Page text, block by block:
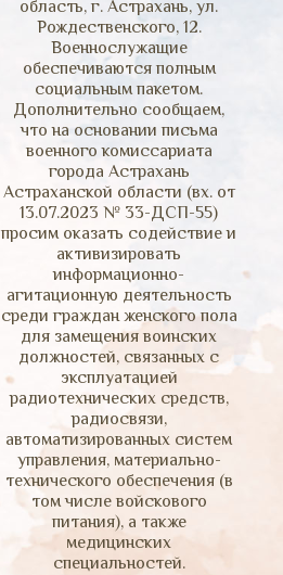
область, г. Астрахань, ул.
Рождественского, 12.
Военнослужащие
обеспечиваются полным
социальным пакетом.
Дополнительно сообщаем,
что на основании письма
военного комиссариата
города Астрахань
Астраханской области (вх. от
13.07.2023 № 33-ДСП-55)
просим оказать содействие и
активизировать
информационно-
агитационную деятельность
среди граждан женского пола
для замещения воинских
должностей, связанных с
эксплуатацией
радиотехнических средств,
радиосвязи,
автоматизированных систем
управления, материально-
технического обеспечения (в
том числе войскового
питания), а также
медицинских
специальностей.